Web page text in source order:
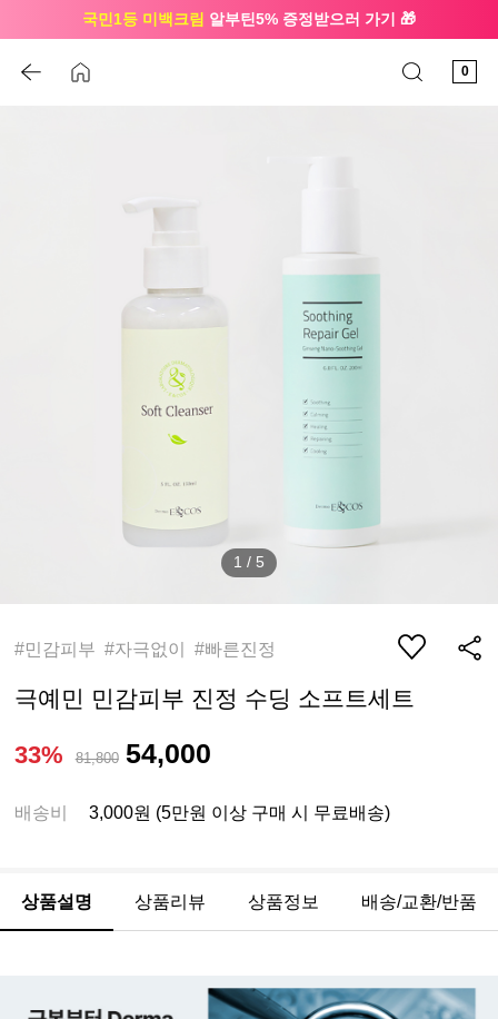
국민1등 미백크림 알부틴5% 증정받으러 가기 🎁
0
1 / 5
#민감피부 #자극없이 #빠른진정
극예민 민감피부 진정 수딩 소프트세트
33% 81,800 54,000
배송비 3,000원 (5만원 이상 구매 시 무료배송)
상품설명 상품리뷰 상품정보 배송/교환/반품